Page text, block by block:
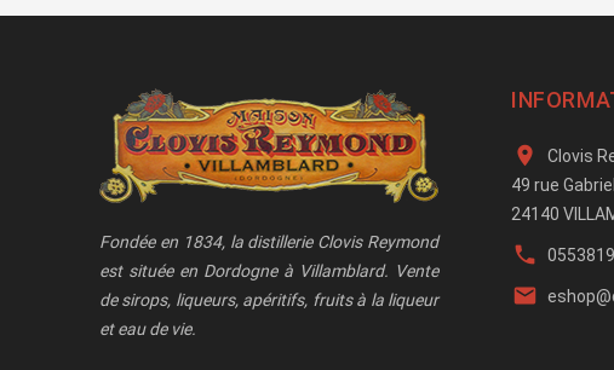
Fondée en 1834, la distillerie Clovis Reymond
est située en Dordogne à Villamblard. Vente
de sirops, liqueurs, apéritifs, fruits à la liqueur
et eau de vie.

Clovis
49 rue
24140

